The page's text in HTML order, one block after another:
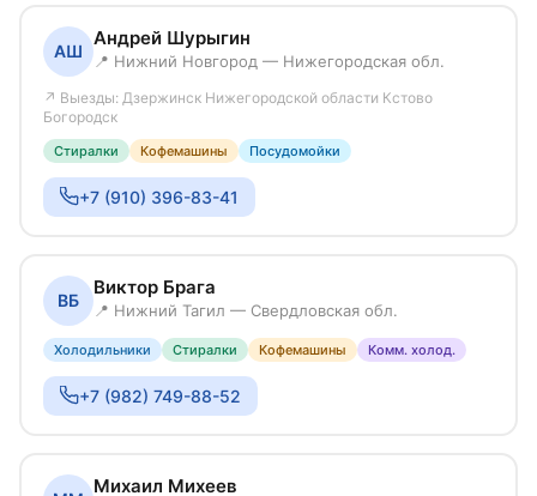
АШ
Андрей Шурыгин
📍 Нижний Новгород — Нижегородская обл.
↗ Выезды: Дзержинск Нижегородской области Кстово
Богородск
Стиралки Кофемашины Посудомойки
+7 (910) 396-83-41
ВБ
Виктор Брага
📍 Нижний Тагил — Свердловская обл.
Холодильники Стиралки Кофемашины Комм. холод.
+7 (982) 749-88-52
Михаил Михеев